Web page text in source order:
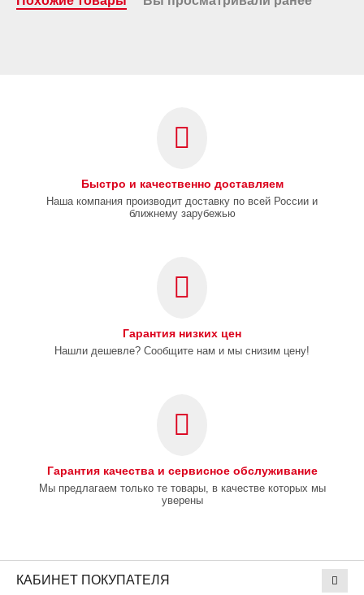
Быстро и качественно доставляем
Наша компания производит доставку по всей России и
ближнему зарубежью
Гарантия низких цен
Нашли дешевле? Сообщите нам и мы снизим цену!
Гарантия качества и сервисное обслуживание
Мы предлагаем только те товары, в качестве которых мы
уверены
КАБИНЕТ ПОКУПАТЕЛЯ